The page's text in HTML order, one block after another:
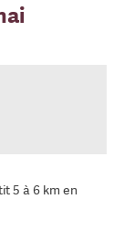
5 à 6 km en